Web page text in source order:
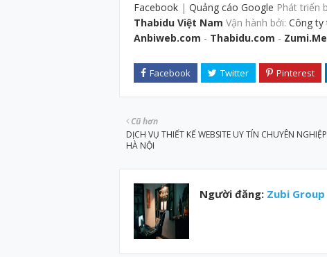
Facebook | Quảng cáo Google Phát triển
Thabidu Việt Nam Vận hành bởi: Công ty
Anbiweb.com - Thabidu.com -
Cũ hơn
DỊCH VỤ THIẾT KẾ WEBSITE UY TÍN CHUYÊN
HÀ NỘI
Người đăng: Zubi Group